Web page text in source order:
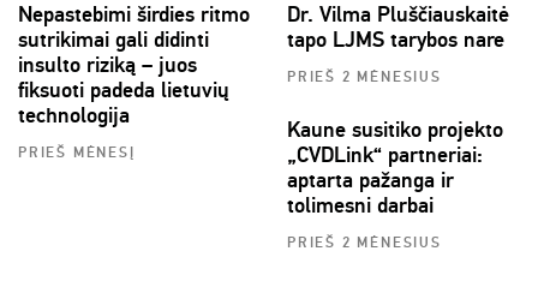
Nepastebimi širdies ritmo
sutrikimai gali didinti
insulto riziką – juos
fiksuoti padeda lietuvių
technologija
PRIEŠ MĖNESĮ
Dr. Vilma Pluščiauskaitė
tapo LJMS tarybos nare
PRIEŠ 2 MĖNESIUS
Kaune susitiko projekto
„CVDLink“ partneriai:
aptarta pažanga ir
tolimesni darbai
PRIEŠ 2 MĖNESIUS